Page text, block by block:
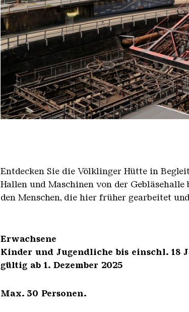
Der Erzschrägaufzug der Völklinger Hütte
Copyright: Weltkulturerbe Völklinger Hütte
Entdecken Sie die Völklinger Hütte in
Hallen und Maschinen von der
den Menschen, die hier früher gearbeitet
Kinder und Jugendliche bis
gültig ab 1. Dezember 2025
Max. 30 Personen.